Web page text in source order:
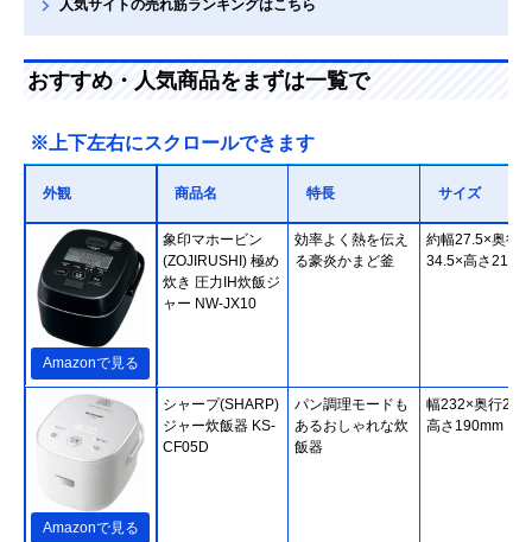
人気サイトの売れ筋ランキングはこちら
おすすめ・人気商品をまずは一覧で
※上下左右にスクロールできます
外観 商品名 特長 サイズ
Amazonで見る
象印マホービン
(ZOJIRUSHI) 極め
炊き 圧力IH炊飯ジ
ャー NW-JX10
効率よく熱を伝え
る豪炎かまど釜
約幅27.5×奥行
34.5×高さ
Amazonで見る
シャープ(SHARP)
ジャー炊飯器 KS-
CF05D
パン調理モードも
あるおしゃれな炊
飯器
幅232×奥行
高さ190mm